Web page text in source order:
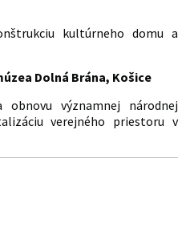
kultúrneho domu a
Dolná Brána, Košice
významnej národnej
verejného priestoru v